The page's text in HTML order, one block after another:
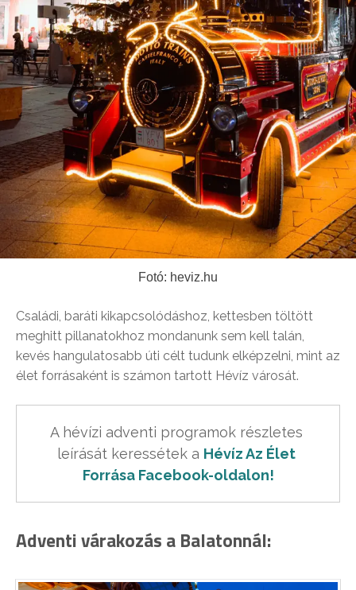
Fotó: heviz.hu
Családi, baráti kikapcsolódáshoz, kettesben töltött
meghitt pillanatokhoz mondanunk sem kell talán,
kevés hangulatosabb úti célt tudunk elképzelni, mint az
élet forrásaként is számon tartott Hévíz városát.
A hévízi adventi programok részletes
leírását keressétek a Hévíz Az Élet
Forrása Facebook-oldalon!
Adventi várakozás a Balatonnál: